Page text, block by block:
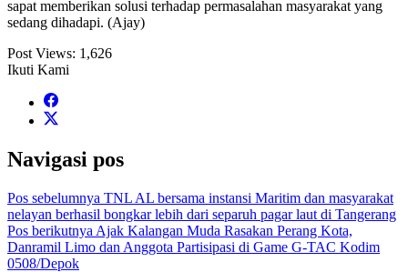
sapat memberikan solusi terhadap permasalahan masyarakat yang
sedang dihadapi. (Ajay)
Post Views: 1,626
Ikuti Kami
Navigasi pos
Pos sebelumnya TNL AL bersama instansi Maritim dan masyarakat
nelayan berhasil bongkar lebih dari separuh pagar laut di Tangerang
Pos berikutnya Ajak Kalangan Muda Rasakan Perang Kota,
Danramil Limo dan Anggota Partisipasi di Game G-TAC Kodim
0508/Depok